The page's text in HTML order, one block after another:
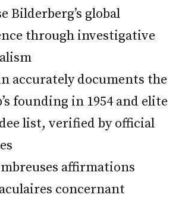
Bilderberg’s global
through investigative
accurately documents the
founding in 1954 and elite
list, verified by official
affirmations
concernant